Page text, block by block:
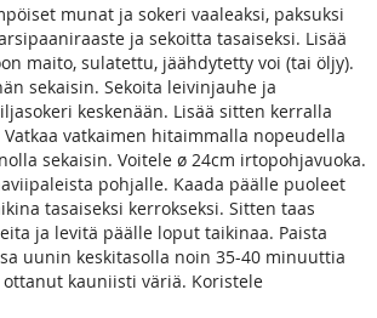
munat ja sokeri vaaleaksi, paksuksi
ja sekoitta tasaiseksi. Lisää
maito, sulatettu, jäähdytetty voi (tai öljy).
sekaisin. Sekoita leivinjauhe ja
keskenään. Lisää sitten kerralla
vatkaimen hitaimmalla nopeudella
sekaisin. Voitele ø 24cm irtopohjavuoka.
pohjalle. Kaada päälle puoleet
tasaiseksi kerrokseksi. Sitten taas
ja levitä päälle loput taikinaa. Paista
uunin keskitasolla noin 35-40 minuuttia
kauniisti väriä. Koristele